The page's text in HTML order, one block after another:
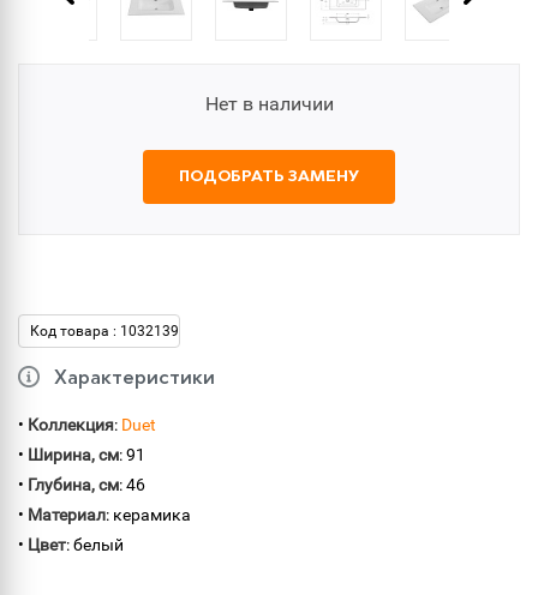
Нет в наличии
ПОДОБРАТЬ ЗАМЕНУ
Код товара : 1032139
Характеристики
• Коллекция: Duet
• Ширина, см: 91
• Глубина, см: 46
• Материал: керамика
• Цвет: белый